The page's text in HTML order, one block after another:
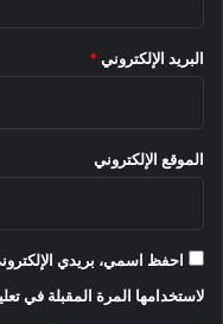
البريد الإلكتروني *
الموقع الإلكتروني
احفظ اسمي، بريدي
لاستخدامها المرة المقبلة في